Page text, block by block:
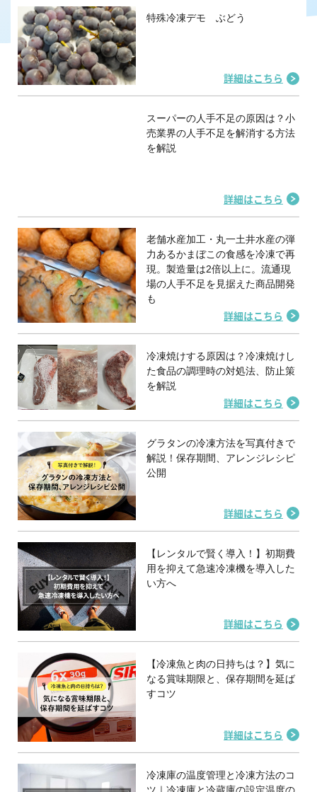
特殊冷凍デモ ぶどう
詳細はこちら
スーパーの人手不足の原因は？小
売業界の人手不足を解消する方法
を解説
詳細はこちら
老舗水産加工・丸一土井水産の弾
力あるかまぼこの食感を冷凍で再
現。製造量は2倍以上に。流通現
場の人手不足を見据えた商品開発
も
詳細はこちら
冷凍焼けする原因は？冷凍焼けし
た食品の調理時の対処法、防止策
を解説
詳細はこちら
グラタンの冷凍方法を写真付きで
解説！保存期間、アレンジレシピ
公開
詳細はこちら
【レンタルで賢く導入！】初期費
用を抑えて急速冷凍機を導入した
い方へ
詳細はこちら
【冷凍魚と肉の日持ちは？】気に
なる賞味期限と、保存期間を延ば
すコツ
詳細はこちら
冷凍庫の温度管理と冷凍方法のコ
ツ｜冷凍庫と冷蔵庫の設定温度の